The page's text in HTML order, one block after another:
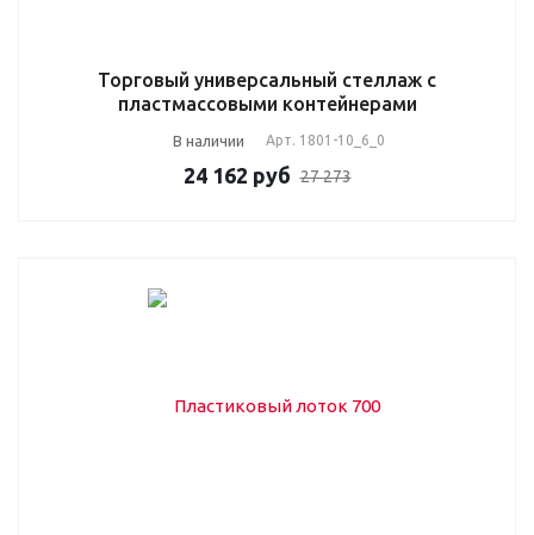
Торговый универсальный стеллаж с
пластмассовыми контейнерами
В наличии Арт. 1801-10_6_0
24 162 руб 27 273